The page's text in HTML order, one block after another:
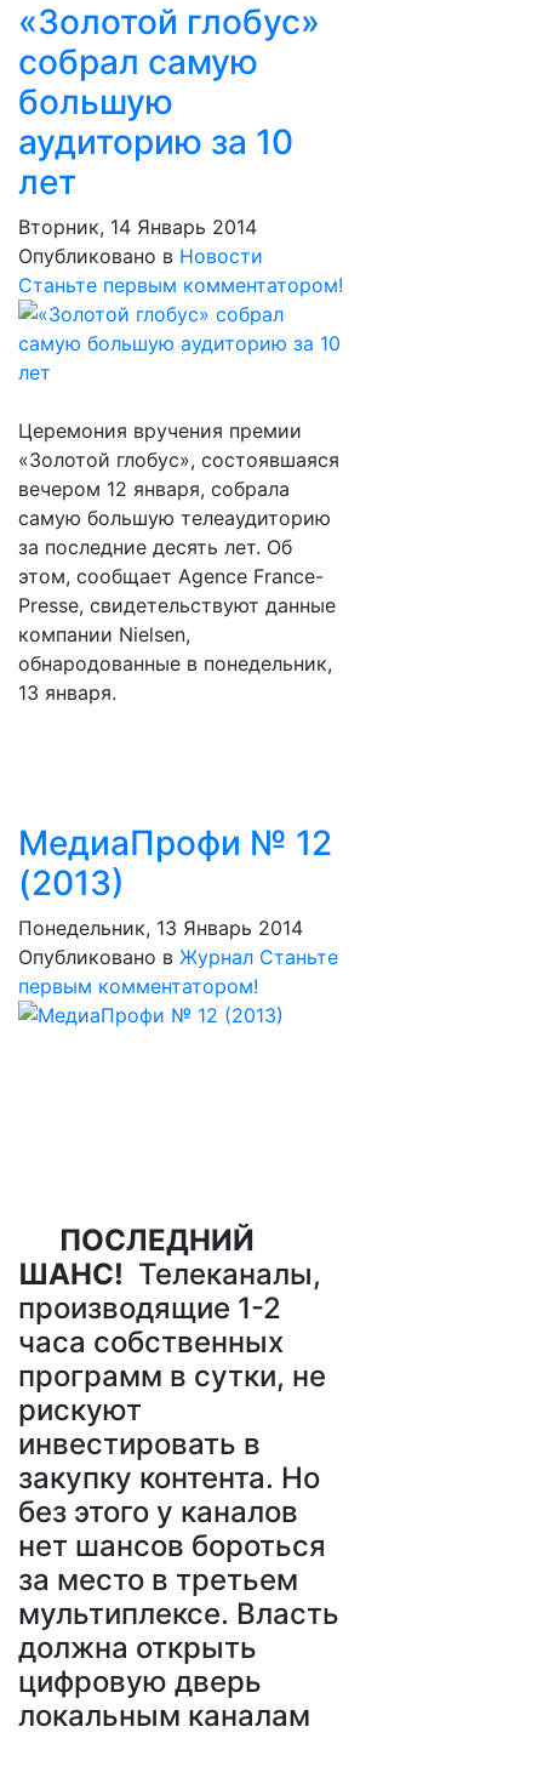
«Золотой глобус»
собрал самую
большую
аудиторию за 10
лет
Вторник, 14 Январь 2014
Опубликовано в Новости
Станьте первым комментатором!
Церемония вручения премии
«Золотой глобус», состоявшаяся
вечером 12 января, собрала
самую большую телеаудиторию
за последние десять лет. Об
этом, сообщает Agence France-
Presse, свидетельствуют данные
компании Nielsen,
обнародованные в понедельник,
13 января.
МедиаПрофи № 12
(2013)
Понедельник, 13 Январь 2014
Опубликовано в Журнал Станьте
первым комментатором!
ПОСЛЕДНИЙ
ШАНС! Телеканалы,
производящие 1-2
часа собственных
программ в сутки, не
рискуют
инвестировать в
закупку контента. Но
без этого у каналов
нет шансов бороться
за место в третьем
мультиплексе. Власть
должна открыть
цифровую дверь
локальным каналам